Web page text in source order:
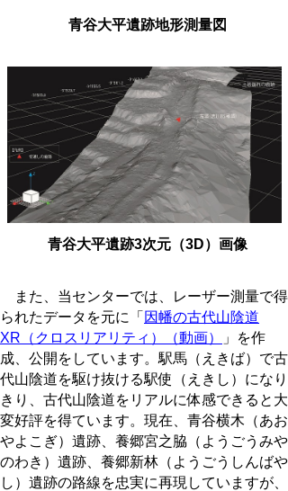
青谷大平遺跡地形測量図
青谷大平遺跡3次元（3D）画像
また、当センターでは、レーザー測量で得
られたデータを元に
「 因幡の古代山陰道
XR（クロスリアリティ）（動画）
」
を作
成、公開をしています。駅馬（えきば）で古
代山陰道を駆け抜ける駅使（えきし）になり
きり、古代山陰道をリアルに体感できると大
変好評を得ています。現在、青谷横木（あお
やよこぎ）遺跡、養郷宮之脇（ようごうみや
のわき）遺跡、養郷新林（ようごうしんばや
し）遺跡の路線を忠実に再現していますが、